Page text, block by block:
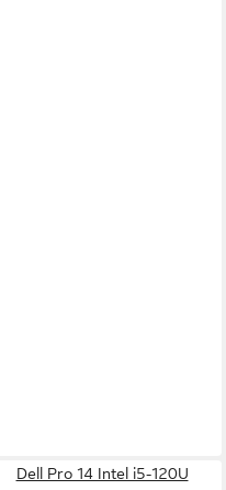
Dell Pro 14 Intel i5-120U